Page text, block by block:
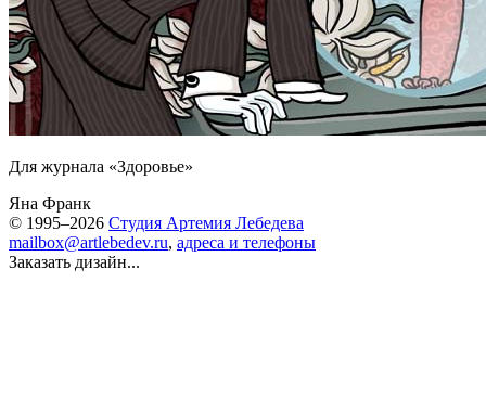
Для журнала «Здоровье»
Яна Франк
© 1995–2026 Студия Артемия Лебедева
mailbox@artlebedev.ru, адреса и телефоны
Заказать дизайн...